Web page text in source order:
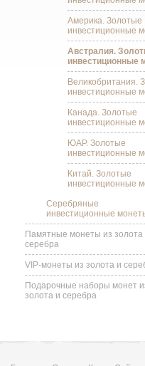
Америка. Золотые
инвестиционные
Австралия.
инвестиционные
Великобритания.
инвестиционные
Канада. Золотые
инвестиционные
ЮАР. Золотые
инвестиционные
Китай. Золотые
инвестиционные
Серебряные
инвестиционные
Памятные монеты из золота
серебра
VIP-монеты из золота и
Подарочные наборы монет
золота и серебра